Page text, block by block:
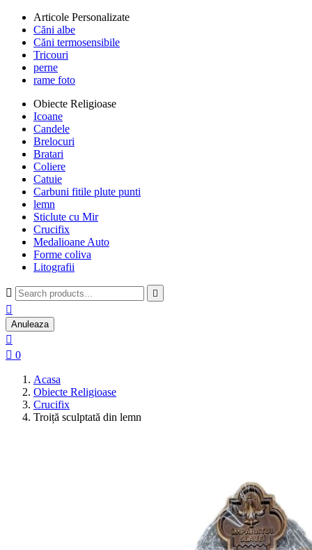
Articole Personalizate
Căni albe
Căni termosensibile
Tricouri
perne
rame foto
Obiecte Religioase
Icoane
Candele
Brelocuri
Bratari
Coliere
Catuie
Carbuni fitile plute punti
lemn
Sticlute cu Mir
Crucifix
Medalioane Auto
Forme coliva
Litografii
 

Anuleaza

 0
Acasa
Obiecte Religioase
Crucifix
Troiță sculptată din lemn